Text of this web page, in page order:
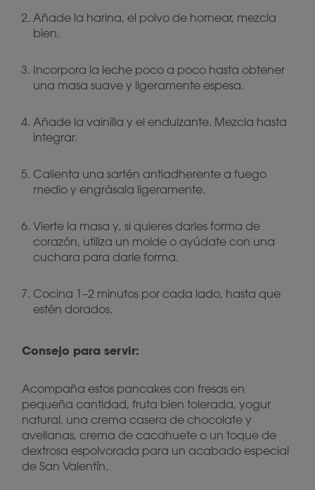
Añade la harina, el polvo de hornear, mezcla
bien.
Incorpora la leche poco a poco hasta obtener
una masa suave y ligeramente espesa.
Añade la vainilla y el endulzante. Mezcla hasta
integrar.
Calienta una sartén antiadherente a fuego
medio y engrásala ligeramente.
Vierte la masa y, si quieres darles forma de
corazón, utiliza un molde o ayúdate con una
cuchara para darle forma.
Cocina 1–2 minutos por cada lado, hasta que
estén dorados.
Consejo para servir:
Acompaña estos pancakes con fresas en
pequeña cantidad, fruta bien tolerada, yogur
natural, una crema casera de chocolate y
avellanas, crema de cacahuete o un toque de
dextrosa espolvorada para un acabado especial
de San Valentín.